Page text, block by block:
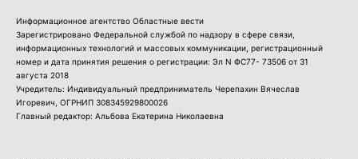
Информационное агентство Областные вести
Зарегистрировано Федеральной службой по надзору в сфере связи,
информационных технологий и массовых коммуникации, регистрационный
номер и дата принятия решения о регистрации: Эл N ФС77- 73506 от 31
августа 2018
Учредитель: Индивидуальный предприниматель Черепахин Вячеслав
Игоревич, ОГРНИП 308345929800026
Главный редактор: Альбова Екатерина Николаевна